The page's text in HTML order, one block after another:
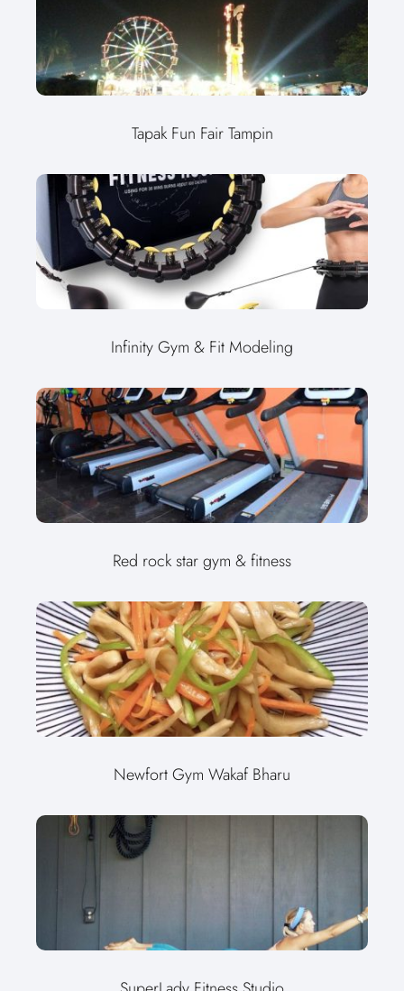
Tapak Fun Fair Tampin
Infinity Gym & Fit Modeling
Red rock star gym & fitness
Newfort Gym Wakaf Bharu